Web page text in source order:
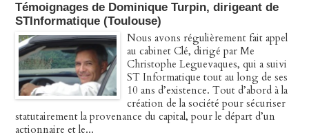
Témoignages de Dominique Turpin, dirigeant de
STInformatique (Toulouse)
Nous avons régulièrement fait appel
au cabinet Clé, dirigé par Me
Christophe Leguevaques, qui a suivi
ST Informatique tout au long de ses
10 ans d’existence. Tout d’abord à la
création de la société pour sécuriser
statutairement la provenance du capital, pour le départ d’un
actionnaire et le...